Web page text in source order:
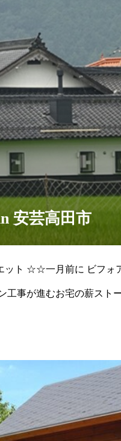
安芸高田市
ット ☆☆一月前に ビフ
工事が進むお宅の薪ス